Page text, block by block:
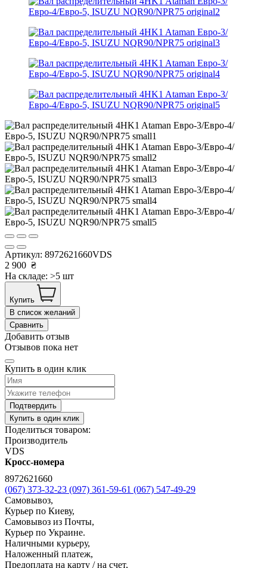
Артикул: 8972621660VDS
2 900 ₴
На складе: >5 шт
Купить
В список желаний
Сравнить
Добавить отзыв
Отзывов пока нет
Купить в один клик
Подтвердить
Купить в один клик
Поделиться товаром:
Производитель
VDS
Кросс-номера
8972621660
(067) 373-32-23 (097) 361-59-61 (067) 547-49-29
Самовывоз,
Курьер по Киеву,
Самовывоз из Почты,
Курьер по Украине.
Наличными курьеру,
Наложенный платеж,
Предоплата на карту / на счет,